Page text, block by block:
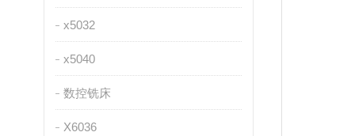
x5032
x5040
数控铣床
X6036